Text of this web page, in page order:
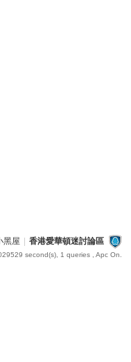
黑屋 香港愛華頓迷討論區
second(s), 1 queries , Apc On.